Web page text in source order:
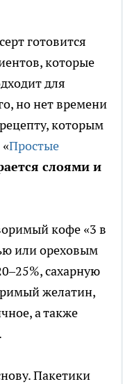
готовится
которые
для
но нет времени
которым
Простые
слоями и
кофе «3 в
или ореховым
сахарную
желатин,
а также
Пакетики